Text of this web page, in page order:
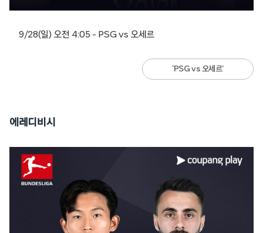
9/28(일) 오전 4:05 – PSG vs 오세르
‘PSG vs 오세르’
에레디비시